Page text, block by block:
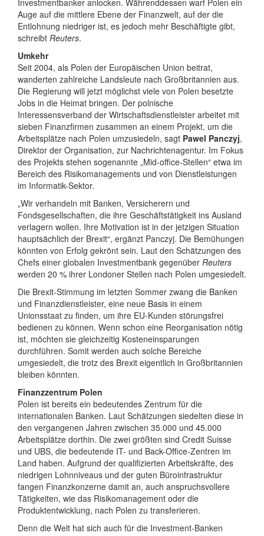
Investmentbanker anlocken. Währenddessen warf Polen ein
Auge auf die mittlere Ebene der Finanzwelt, auf der die
Entlohnung niedriger ist, es jedoch mehr Beschäftigte gibt,
schreibt Reuters.
Umkehr
Seit 2004, als Polen der Europäischen Union beitrat,
wanderten zahlreiche Landsleute nach Großbritannien aus.
Die Regierung will jetzt möglichst viele von Polen besetzte
Jobs in die Heimat bringen. Der polnische
Interessensverband der Wirtschaftsdienstleister arbeitet mit
sieben Finanzfirmen zusammen an einem Projekt, um die
Arbeitsplätze nach Polen umzusiedeln, sagt Pawel Panczyj,
Direktor der Organisation, zur Nachrichtenagentur. Im Fokus
des Projekts stehen sogenannte „Mid-office-Stellen“ etwa im
Bereich des Risikomanagements und von Dienstleistungen
im Informatik-Sektor.
„Wir verhandeln mit Banken, Versicherern und
Fondsgesellschaften, die ihre Geschäftstätigkeit ins Ausland
verlagern wollen. Ihre Motivation ist in der jetzigen Situation
hauptsächlich der Brexit“, ergänzt Panczyj. Die Bemühungen
könnten von Erfolg gekrönt sein. Laut den Schätzungen des
Chefs einer globalen Investmentbank gegenüber Reuters
werden 20 % ihrer Londoner Stellen nach Polen umgesiedelt.
Die Brexit-Stimmung im letzten Sommer zwang die Banken
und Finanzdienstleister, eine neue Basis in einem
Unionsstaat zu finden, um ihre EU-Kunden störungsfrei
bedienen zu können. Wenn schon eine Reorganisation nötig
ist, möchten sie gleichzeitig Kosteneinsparungen
durchführen. Somit werden auch solche Bereiche
umgesiedelt, die trotz des Brexit eigentlich in Großbritannien
bleiben könnten.
Finanzzentrum Polen
Polen ist bereits ein bedeutendes Zentrum für die
internationalen Banken. Laut Schätzungen siedelten diese in
den vergangenen Jahren zwischen 35.000 und 45.000
Arbeitsplätze dorthin. Die zwei größten sind Credit Suisse
und UBS, die bedeutende IT- und Back-Office-Zentren im
Land haben. Aufgrund der qualifizierten Arbeitskräfte, des
niedrigen Lohnniveaus und der guten Büroinfrastruktur
fangen Finanzkonzerne damit an, auch anspruchsvollere
Tätigkeiten, wie das Risikomanagement oder die
Produktentwicklung, nach Polen zu transferieren.
Denn die Welt hat sich auch für die Investment-Banken